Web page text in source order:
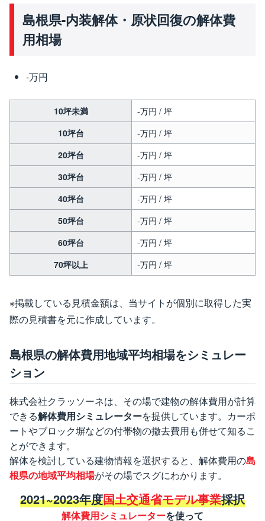
島根県-内装解体・原状回復の解体費
用相場
-万円
10坪未満
-万円 / 坪
10坪台
-万円 / 坪
20坪台
-万円 / 坪
30坪台
-万円 / 坪
40坪台
-万円 / 坪
50坪台
-万円 / 坪
60坪台
-万円 / 坪
70坪以上
-万円 / 坪
※掲載している見積金額は、当サイトが個別に取得した実
際の見積書を元に作成しています。
島根県の解体費用地域平均相場をシミュレー
ション
株式会社クラッソーネは、その場で建物の解体費用が計算
できる解体費用シミュレーターを提供しています。カーポ
ートやブロック塀などの付帯物の撤去費用も併せて知るこ
とができます。
解体を検討している建物情報を選択すると、解体費用の島
根県の地域平均相場がその場でスグにわかります。
2021~2023年度国土交通省モデル事業採択
解体費用シミュレーターを使って